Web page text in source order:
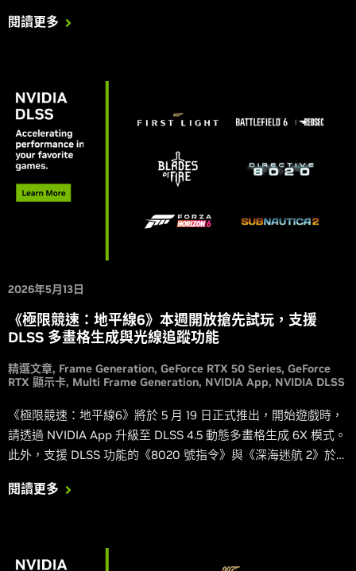
閱讀更多
2026年5月13日
《極限競速：地平線6》本週開放搶先試玩，支援
DLSS 多畫格生成與光線追蹤功能
精選文章 Frame Generation GeForce RTX 50 Series GeForce
RTX 顯示卡 Multi Frame Generation NVIDIA App NVIDIA DLSS
《極限競速：地平線6》將於 5 月 19 日正式推出，開始遊戲時，
請透過 NVIDIA App 升級至 DLSS 4.5 動態多畫格生成 6X 模式。
此外，支援 DLSS 功能的《8020 號指令》與《深海迷航 2》於本
閱讀更多